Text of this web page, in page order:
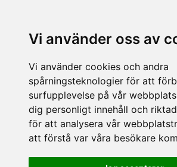
Vi använder oss av
Vi använder cookies och andra
spårningsteknologier för att
surfupplevelse på vår
dig personligt innehåll och
för att analysera vår
att förstå var våra besökare